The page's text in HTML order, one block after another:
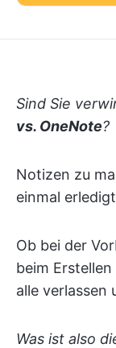
Sind Sie
vs. OneNote?
Notizen zu
einmal
Ob bei der
beim
alle verlassen
Was ist also